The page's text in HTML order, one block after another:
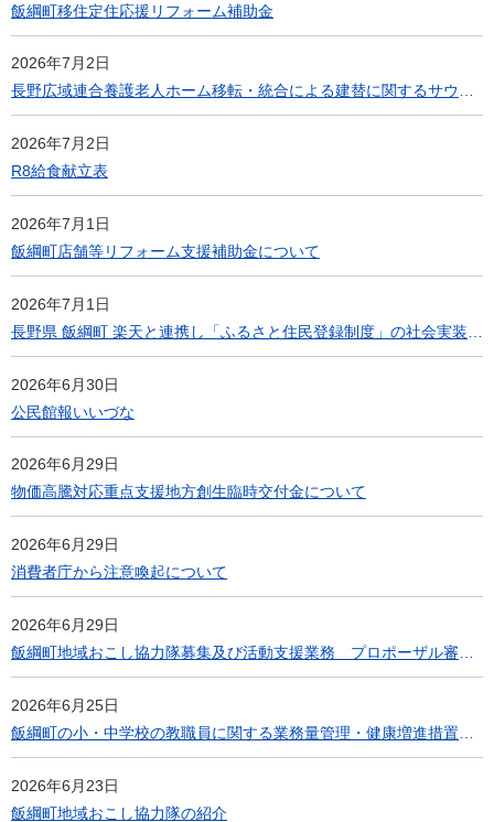
飯綱町移住定住応援リフォーム補助金
2026年7月2日
長野広域連合養護老人ホーム移転・統合による建替に関するサウンディング型市場調査について
2026年7月2日
R8給食献立表
2026年7月1日
飯綱町店舗等リフォーム支援補助金について
2026年7月1日
2026年6月30日
公民館報いいづな
2026年6月29日
物価高騰対応重点支援地方創生臨時交付金について
2026年6月29日
消費者庁から注意喚起について
2026年6月29日
2026年6月25日
2026年6月23日
飯綱町地域おこし協力隊の紹介